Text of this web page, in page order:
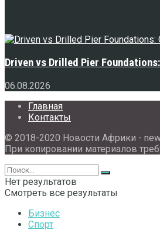
Driven vs Drilled Pier
06.08.2026
Главная
Контакты
© 2018-2020 Новости Африки -
При копировании материалов
Нет результатов
Смотреть все результаты
Бизнес
Спорт